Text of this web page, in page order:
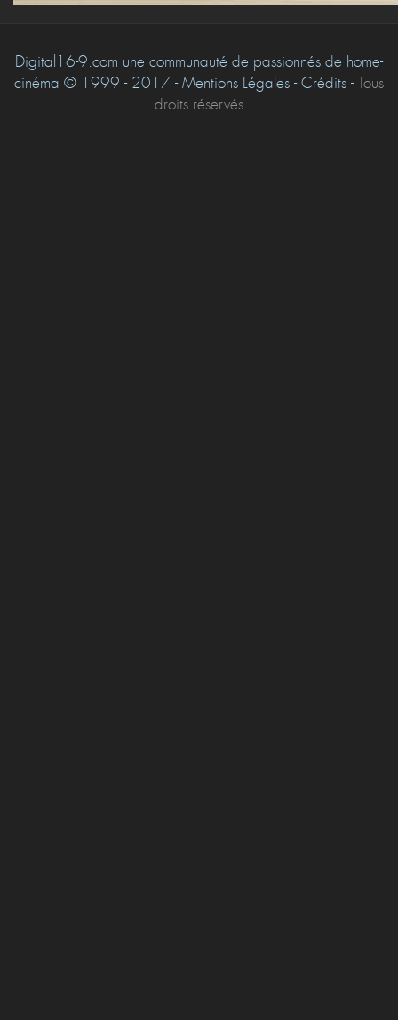
Digital16-9.com une communauté de passionnés de home-
cinéma © 1999 - 2017 - Mentions Légales - Crédits -Tous
droits réservés